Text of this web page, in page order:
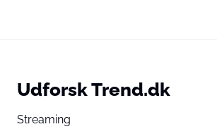
Udforsk Trend.dk
Streaming